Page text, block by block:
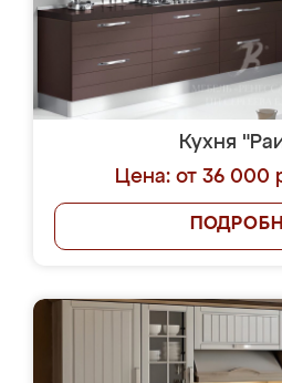
Кухня
Цена: от 36 000